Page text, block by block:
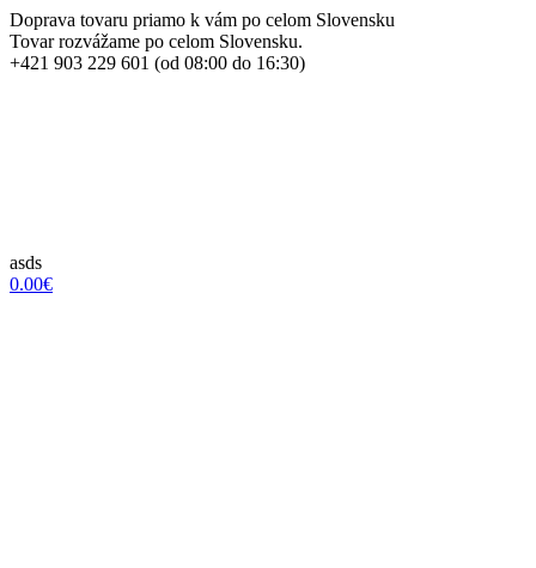
Doprava tovaru priamo k vám po celom Slovensku
Tovar rozvážame po celom Slovensku.
+421 903 229 601 (od 08:00 do 16:30)
asds
0.00€